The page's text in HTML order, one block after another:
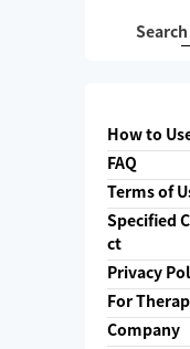
How to
FAQ
Terms of
Specified
ct
Privacy
For
Company